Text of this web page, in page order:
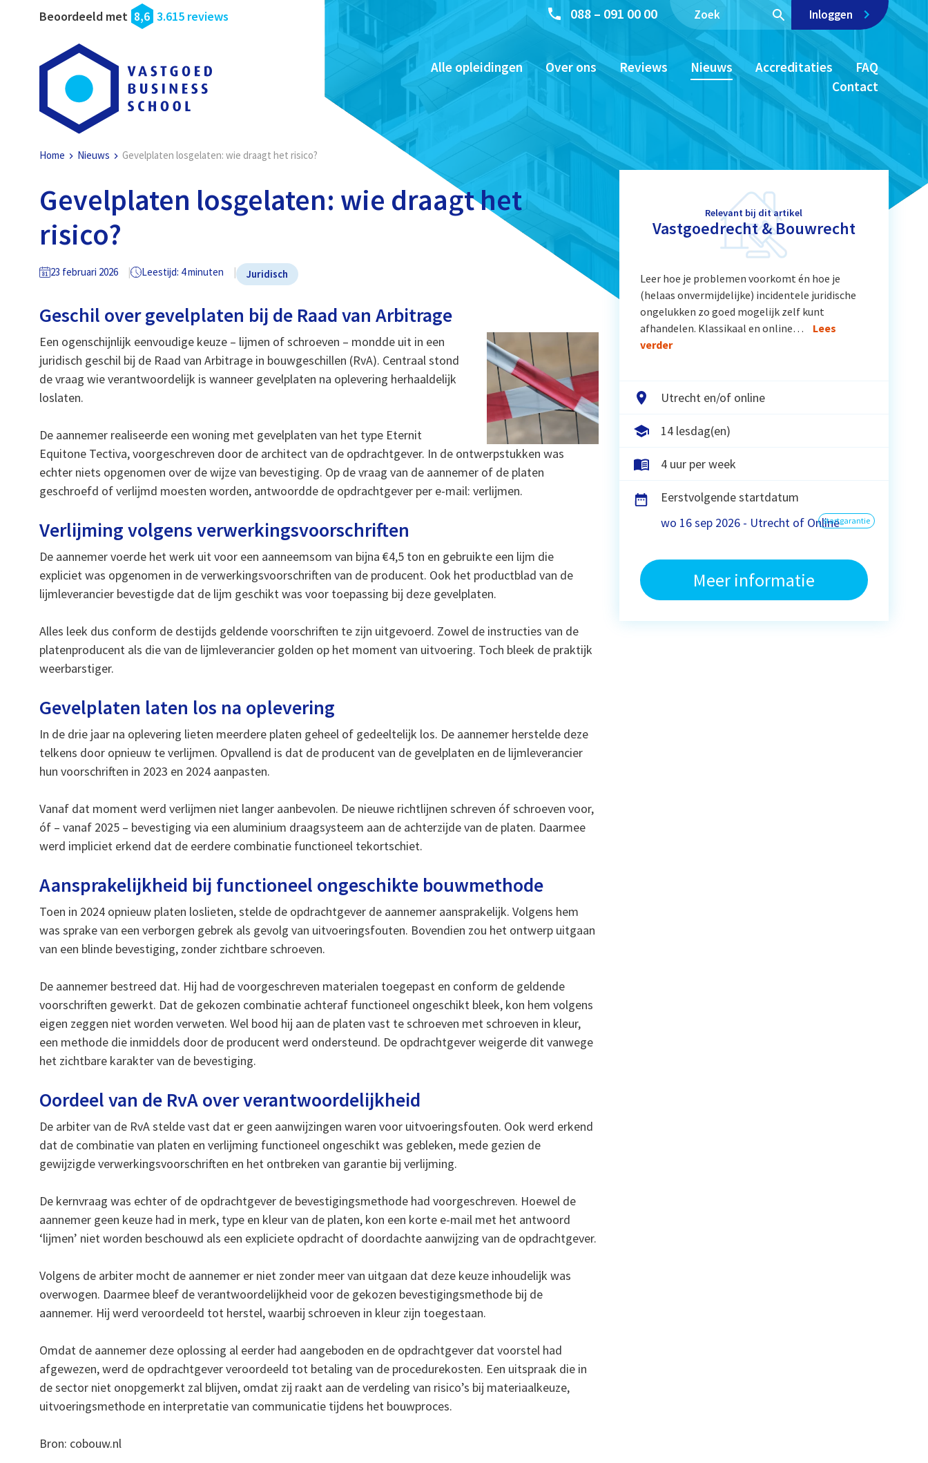
Beoordeeld met 8,6 3.615 reviews 088 – 091 00 00 Inloggen
Alle opleidingen Over ons Reviews Nieuws Accreditaties
FAQ
Contact
Home Nieuws Gevelplaten losgelaten: wie draagt het risico?
Gevelplaten losgelaten: wie draagt het
risico?
23 februari 2026 Leestijd: 4 minuten Juridisch
Geschil over gevelplaten bij de Raad van Arbitrage
Een ogenschijnlijk eenvoudige keuze – lijmen of schroeven – mondde uit in een
juridisch geschil bij de Raad van Arbitrage in bouwgeschillen (RvA). Centraal stond
de vraag wie verantwoordelijk is wanneer gevelplaten na oplevering herhaaldelijk
loslaten.
De aannemer realiseerde een woning met gevelplaten van het type Eternit
Equitone Tectiva, voorgeschreven door de architect van de opdrachtgever. In de ontwerpstukken was
echter niets opgenomen over de wijze van bevestiging. Op de vraag van de aannemer of de platen
geschroefd of verlijmd moesten worden, antwoordde de opdrachtgever per e-mail: verlijmen.
Verlijming volgens verwerkingsvoorschriften
De aannemer voerde het werk uit voor een aanneemsom van bijna €4,5 ton en gebruikte een lijm die
expliciet was opgenomen in de verwerkingsvoorschriften van de producent. Ook het productblad van de
lijmleverancier bevestigde dat de lijm geschikt was voor toepassing bij deze gevelplaten.
Alles leek dus conform de destijds geldende voorschriften te zijn uitgevoerd. Zowel de instructies van de
platenproducent als die van de lijmleverancier golden op het moment van uitvoering. Toch bleek de praktijk
weerbarstiger.
Gevelplaten laten los na oplevering
In de drie jaar na oplevering lieten meerdere platen geheel of gedeeltelijk los. De aannemer herstelde deze
telkens door opnieuw te verlijmen. Opvallend is dat de producent van de gevelplaten en de lijmleverancier
hun voorschriften in 2023 en 2024 aanpasten.
Vanaf dat moment werd verlijmen niet langer aanbevolen. De nieuwe richtlijnen schreven óf schroeven voor,
óf – vanaf 2025 – bevestiging via een aluminium draagsysteem aan de achterzijde van de platen. Daarmee
werd impliciet erkend dat de eerdere combinatie functioneel tekortschiet.
Aansprakelijkheid bij functioneel ongeschikte bouwmethode
Toen in 2024 opnieuw platen loslieten, stelde de opdrachtgever de aannemer aansprakelijk. Volgens hem
was sprake van een verborgen gebrek als gevolg van uitvoeringsfouten. Bovendien zou het ontwerp uitgaan
van een blinde bevestiging, zonder zichtbare schroeven.
De aannemer bestreed dat. Hij had de voorgeschreven materialen toegepast en conform de geldende
voorschriften gewerkt. Dat de gekozen combinatie achteraf functioneel ongeschikt bleek, kon hem volgens
eigen zeggen niet worden verweten. Wel bood hij aan de platen vast te schroeven met schroeven in kleur,
een methode die inmiddels door de producent werd ondersteund. De opdrachtgever weigerde dit vanwege
het zichtbare karakter van de bevestiging.
Oordeel van de RvA over verantwoordelijkheid
De arbiter van de RvA stelde vast dat er geen aanwijzingen waren voor uitvoeringsfouten. Ook werd erkend
dat de combinatie van platen en verlijming functioneel ongeschikt was gebleken, mede gezien de
gewijzigde verwerkingsvoorschriften en het ontbreken van garantie bij verlijming.
De kernvraag was echter of de opdrachtgever de bevestigingsmethode had voorgeschreven. Hoewel de
aannemer geen keuze had in merk, type en kleur van de platen, kon een korte e-mail met het antwoord
‘lijmen’ niet worden beschouwd als een expliciete opdracht of doordachte aanwijzing van de opdrachtgever.
Volgens de arbiter mocht de aannemer er niet zonder meer van uitgaan dat deze keuze inhoudelijk was
overwogen. Daarmee bleef de verantwoordelijkheid voor de gekozen bevestigingsmethode bij de
aannemer. Hij werd veroordeeld tot herstel, waarbij schroeven in kleur zijn toegestaan.
Omdat de aannemer deze oplossing al eerder had aangeboden en de opdrachtgever dat voorstel had
afgewezen, werd de opdrachtgever veroordeeld tot betaling van de procedurekosten. Een uitspraak die in
de sector niet onopgemerkt zal blijven, omdat zij raakt aan de verdeling van risico’s bij materiaalkeuze,
uitvoeringsmethode en interpretatie van communicatie tijdens het bouwproces.
Bron: cobouw.nl
Relevant bij dit artikel
Vastgoedrecht & Bouwrecht
Leer hoe je problemen voorkomt én hoe je
(helaas onvermijdelijke) incidentele juridische
ongelukken zo goed mogelijk zelf kunt
afhandelen. Klassikaal en online…
Lees
verder
Utrecht en/of online
14 lesdag(en)
4 uur per week
Eerstvolgende startdatum
wo 16 sep 2026 - Utrecht of Onlinestartgarantie
Meer informatie